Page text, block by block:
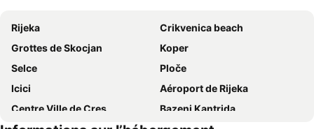
Rijeka
Crikvenica beach
Grottes de Skocjan
Koper
Selce
Ploče
Icici
Aéroport de Rijeka
Centre Ville de Cres
Bazeni Kantrida